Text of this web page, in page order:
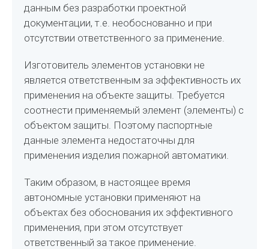
данным без разработки проектной
документации, т.е. необоснованно и при
отсутствии ответственного за применение.
Изготовитель элементов установки не
является ответственным за эффективность их
применения на объекте защиты. Требуется
соотнести применяемый элемент (элементы) с
объектом защиты. Поэтому паспортные
данные элемента недостаточны для
применения изделия пожарной автоматики.
Таким образом, в настоящее время
автономные установки применяют на
объектах без обоснования их эффективного
применения, при этом отсутствует
ответственный за такое применение.